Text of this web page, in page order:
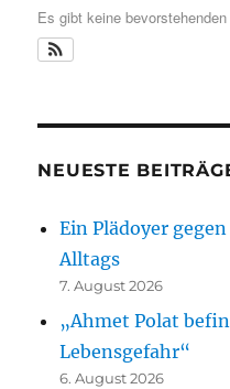
Es gibt keine
NEUESTE
Ein Plädoyer
Alltags
7. August 2026
„Ahmet Polat
Lebensgefahr“
6. August 2026